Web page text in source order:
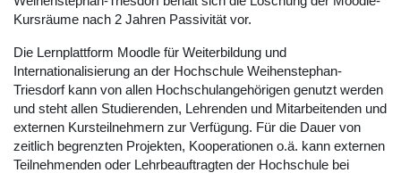
Kursräume nach 2 Jahren Passivität vor.
Die Lernplattform Moodle für Weiterbildung und
Internationalisierung an der Hochschule Weihenstephan-
Triesdorf kann von allen Hochschulangehörigen genutzt werden
und steht allen Studierenden, Lehrenden und Mitarbeitenden und
externen Kursteilnehmern zur Verfügung. Für die Dauer von
zeitlich begrenzten Projekten, Kooperationen o.ä. kann externen
Teilnehmenden oder Lehrbeauftragten der Hochschule bei